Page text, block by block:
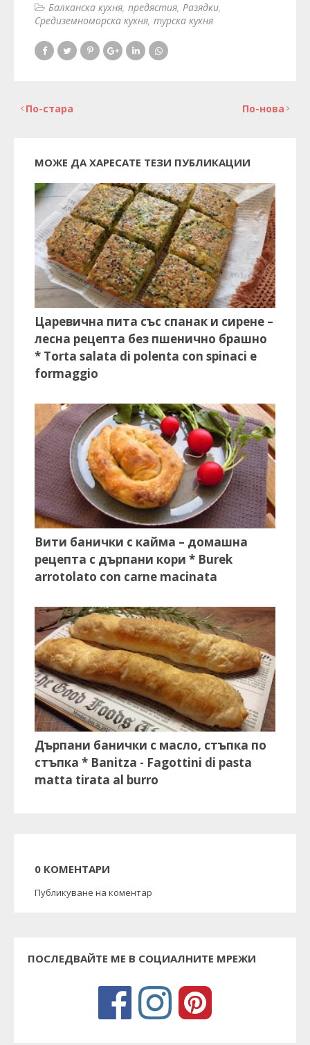
Балканска кухня предястия Разядки
Средиземноморска кухня турска кухня
По-нова
По-стара
МОЖЕ ДА ХАРЕСАТЕ ТЕЗИ ПУБЛИКАЦИИ
Царевична пита със спанак и сирене –
лесна рецепта без пшенично брашно
* Torta salata di polenta con spinaci e
formaggio
Вити банички с кайма – домашна
рецепта с дърпани кори * Burek
arrotolato con carne macinata
Дърпани банички с масло, стъпка по
стъпка * Banitza - Fagottini di pasta
matta tirata al burro
0 КОМЕНТАРИ
Публикуване на коментар
ПОСЛЕДВАЙТЕ МЕ В СОЦИАЛНИТЕ МРЕЖИ